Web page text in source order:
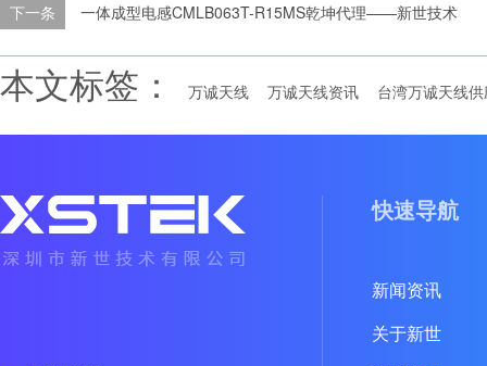
下一条
一体成型电感CMLB063T-R15MS乾坤代理——新世技术
本文标签： 万诚天线 万诚天线资讯 台湾万诚天线
快速导航
新闻资讯
关于新世